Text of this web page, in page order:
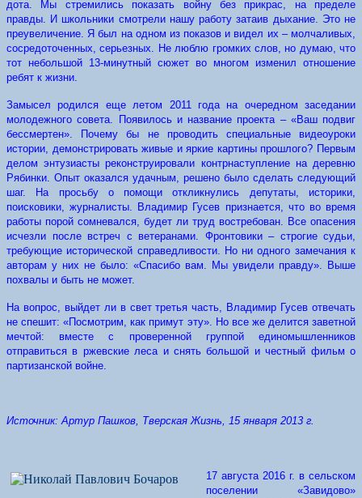
дота. Мы стремились показать войну без прикрас, на пределе
правды. И школьники смотрели нашу работу затаив дыхание. Это не
преувеличение. Я был на одном из показов и видел их – молчаливых,
сосредоточенных, серьезных. Не люблю громких слов, но думаю, что
тот небольшой 13-минутный сюжет во многом изменил отношение
ребят к жизни.
Замысел родился еще летом 2011 года на очередном заседании
молодежного совета. Появилось и название проекта – «Ваш подвиг
бессмертен». Почему бы не проводить специальные видеоуроки
истории, демонстрировать живые и яркие картины прошлого? Первым
делом энтузиасты реконструировали контрнаступление на деревню
Рябинки. Опыт оказался удачным, решено было сделать следующий
шаг. На просьбу о помощи откликнулись депутаты, историки,
поисковики, журналисты. Владимир Гусев признается, что во время
работы порой сомневался, будет ли труд востребован. Все опасения
исчезли после встреч с ветеранами. Фронтовики – строгие судьи,
требующие исторической справедливости. Но ни одного замечания к
авторам у них не было: «Спасибо вам. Мы увидели правду». Выше
похвалы и быть не может.
На вопрос, выйдет ли в свет третья часть, Владимир Гусев отвечать
не спешит: «Посмотрим, как примут эту». Но все же делится заветной
мечтой: вместе с проверенной группой единомышленников
отправиться в ржевские леса и снять большой и честный фильм о
партизанской войне.
Источник: Артур Пашков, Тверская Жизнь, 15 января 2013 г.
17 августа 2016 г. в сельском
поселении «Завидово»